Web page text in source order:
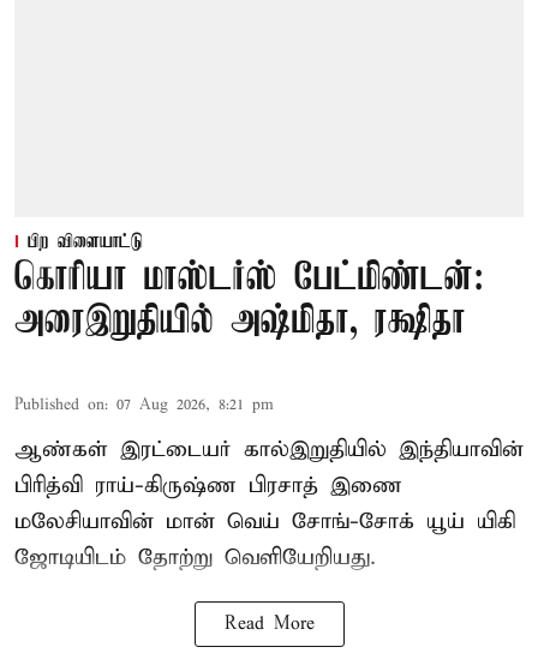
பிற விளையாட்டு
கொரியா மாஸ்டர்ஸ் பேட்மிண்டன்:
அரைஇறுதியில் அஷ்மிதா, ரக்ஷிதா
Published on: 07 Aug 2026, 8:21 pm
ஆண்கள் இரட்டையர் கால்இறுதியில் இந்தியாவின்
பிரித்வி ராய்-கிருஷ்ண பிரசாத் இணை
மலேசியாவின் மான் வெய் சோங்-சோக் யூய் யிகி
ஜோடியிடம் தோற்று வெளியேறியது.
Read More